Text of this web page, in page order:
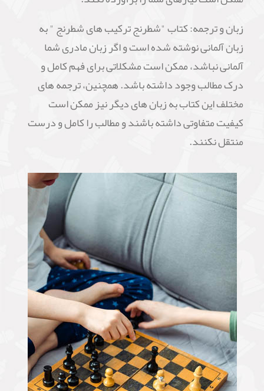
زبان و ترجمه: کتاب "شطرنج ترکیب های شطرنج " به
زبان آلمانی نوشته شده است و اگر زبان مادری شما
آلمانی نباشد، ممکن است مشکلاتی برای فهم کامل و
درک مطالب وجود داشته باشد. همچنین، ترجمه های
مختلف این کتاب به زبان های دیگر نیز ممکن است
کیفیت متفاوتی داشته باشند و مطالب را کامل و درست
منتقل نکنند.